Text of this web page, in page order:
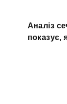
Аналіз
показує,